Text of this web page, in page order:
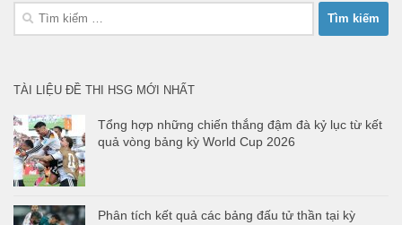
Tìm
TÀI LIỆU ĐỀ THI HSG MỚI NHẤT
Tổng hợp những chiến thắng đậm đà kỷ lục từ kết
quả vòng bảng kỳ World Cup 2026
Phân tích kết quả các bảng đấu tử thần tại kỳ